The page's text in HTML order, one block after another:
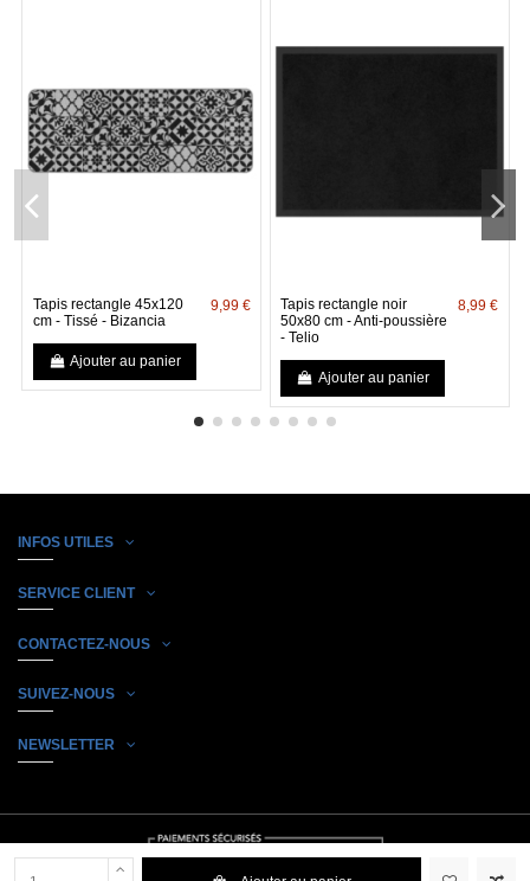
Tapis rectangle 45x120
cm - Tissé - Bizancia
9,99 €
Ajouter au panier
Tapis rectangle noir
50x80 cm - Anti-poussière
- Telio
8,99 €
Ajouter au panier
INFOS UTILES
SERVICE CLIENT
CONTACTEZ-NOUS
SUIVEZ-NOUS
NEWSLETTER